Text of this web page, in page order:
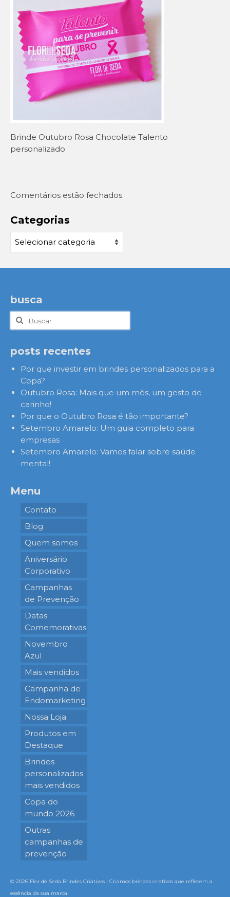
Setembro Amarelo
Outubro Rosa
Novembro Azul
Outras campanhas de prevenção
Copa do mundo 2026
Festa Caipira
QUEM SOMOS
Brinde Outubro Rosa Chocolate Talento
personalizado
Comentários estão fechados.
Categorias
Categorias
busca
Buscar
por:
posts recentes
Por que investir em brindes personalizados para a
Copa?
Outubro Rosa: Mais que um mês, um gesto de
carinho!
Por que o Outubro Rosa é tão importante?
Setembro Amarelo: Um guia completo para
empresas
Setembro Amarelo: Vamos falar sobre saúde
mental!
Menu
Contato
Blog
Quem somos
Aniversário
Corporativo
Campanhas
de Prevenção
Datas
Comemorativas
Novembro
Azul
Mais vendidos
Campanha de
Endomarketing
Nossa Loja
Produtos em
Destaque
Brindes
personalizados
mais vendidos
Copa do
mundo 2026
Outras
campanhas de
prevenção
© 2026 Flor de Seda Brindes Criativos | Criamos brindes criativos que refletem a
essência da sua marca!